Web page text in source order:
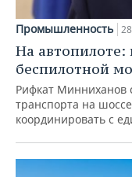
Промышленность
На автопилоте:
беспилотной
Рифкат Минниханов
транспорта на
координировать с